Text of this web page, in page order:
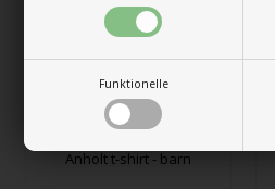
Funktionelle
Anholt t-shirt - barn